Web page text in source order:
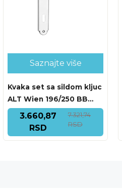
Saznajte više
Kvaka set sa sildom kljuc
ALT Wien 196/250 BB
F.04 HROM SJAJ
3.660,87
RSD
7.321,74
RSD